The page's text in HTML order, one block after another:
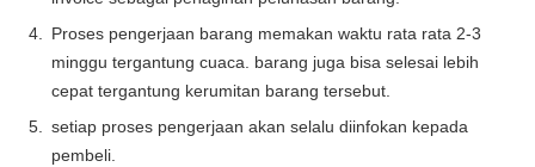
Proses pengerjaan barang memakan waktu rata rata 2-3
minggu tergantung cuaca. barang juga bisa selesai lebih
cepat tergantung kerumitan barang tersebut.
setiap proses pengerjaan akan selalu diinfokan kepada
pembeli.